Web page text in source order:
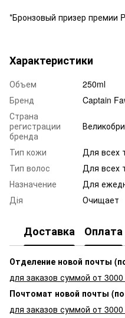
*Бронзовый призер премии
Характеристики
Объем
250ml
Бренд
Captain
Страна
регистрации
бренда
Тип кожи
Для всех
Тип волос
Для всех
Назначение
Для
Дія
Очищает
Доставка Оплата
Отделение новой почты
для заказов суммой от
Почтомат новой почты (по
для заказов суммой от